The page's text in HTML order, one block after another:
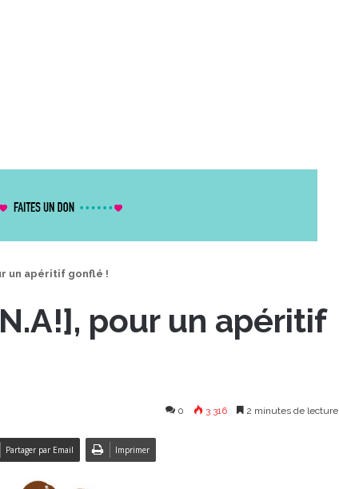
un apéritif gonflé !
pour un apéritif
0 3 316 2 minutes de lecture
Partager par Email Imprimer